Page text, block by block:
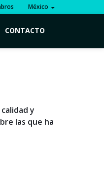
México
CONTACTO
y
las que ha